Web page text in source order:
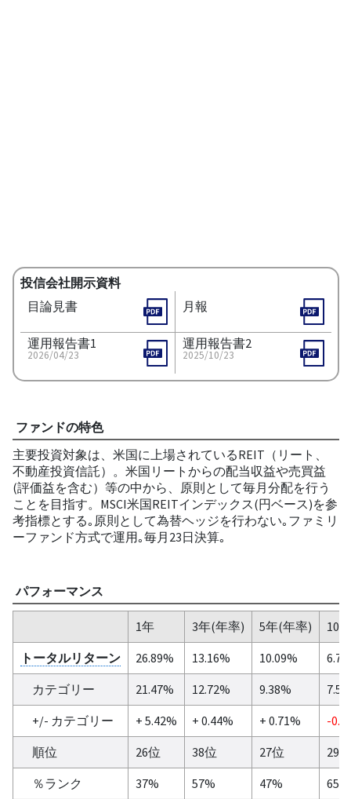
投信会社開示資料
目論見書
月報
運用報告書1
2026/04/23
運用報告書2
2025/10/23
ファンドの特色
主要投資対象は、米国に上場されているREIT（リート、
不動産投資信託）。米国リートからの配当収益や売買益
(評価益を含む）等の中から、原則として毎月分配を行う
ことを目指す。MSCI米国REITインデックス(円ベース)を参
考指標とする｡原則として為替ヘッジを行わない｡ファミリ
ーファンド方式で運用｡毎月23日決算｡
パフォーマンス
1年 3年(年率) 5年(年率)
10
トータルリターン
26.89% 13.16% 10.09%
カテゴリー
21.47% 12.72% 9.38%
+/- カテゴリー
+ 5.42% + 0.44% + 0.71%
-
順位
26位 38位 27位
29位
％ランク
37% 57% 47%
65%